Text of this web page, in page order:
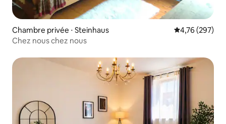
Chambre privée ⋅ Steinhaus Évaluation
4,76 (297)
Chez nous chez nous